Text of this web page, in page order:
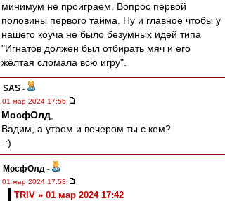
минимум не проиграем. Вопрос первой
половины первого тайма. Ну и главное чтобы у
нашего коуча не было безумных идей типа
"Игнатов должен был отбирать мяч и его
жёлтая сломала всю игру".
SAS -
01 мар 2024 17:56
МосфОлд
Вадим, а утром и вечером ты с кем?
-:)
МосфОлд -
01 мар 2024 17:53
TRIV » 01 мар 2024 17:42